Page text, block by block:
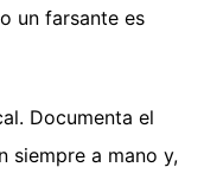
un farsante es
Documenta el
siempre a mano y,